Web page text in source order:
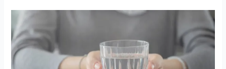
del
agua
con
sal